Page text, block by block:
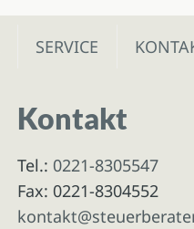
SERVICE
Kontakt
Tel.: 0221-8305547
Fax: 0221-8304552